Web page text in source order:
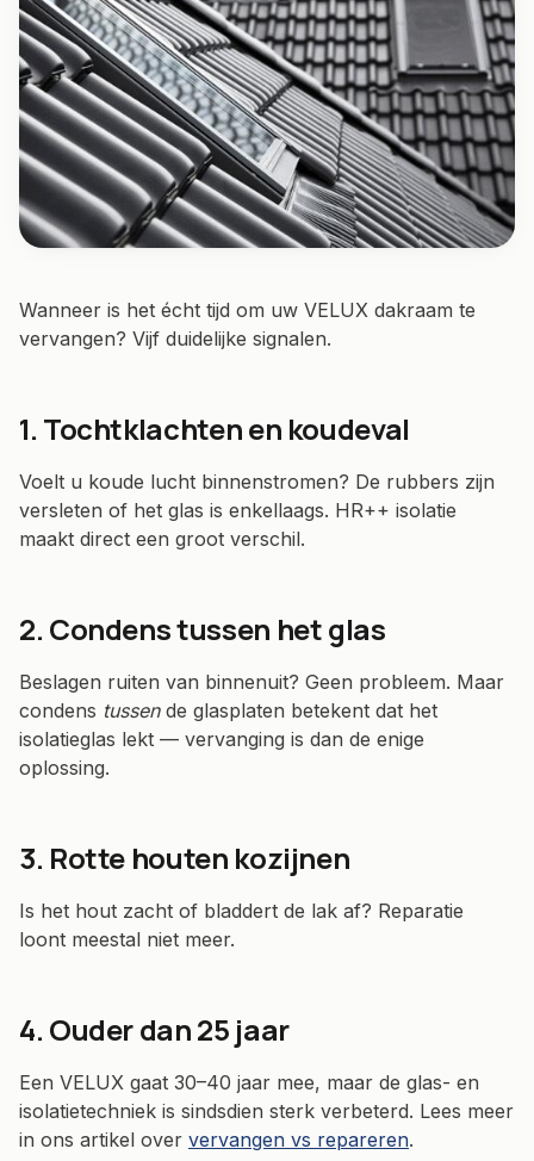
Wanneer is het écht tijd om uw VELUX dakraam te
vervangen? Vijf duidelijke signalen.
1. Tochtklachten en koudeval
Voelt u koude lucht binnenstromen? De rubbers zijn
versleten of het glas is enkellaags. HR++ isolatie
maakt direct een groot verschil.
2. Condens tussen het glas
Beslagen ruiten van binnenuit? Geen probleem. Maar
condens tussende glasplaten betekent dat het
isolatieglas lekt — vervanging is dan de enige
oplossing.
3. Rotte houten kozijnen
Is het hout zacht of bladdert de lak af? Reparatie
loont meestal niet meer.
4. Ouder dan 25 jaar
Een VELUX gaat 30–40 jaar mee, maar de glas- en
isolatietechniek is sindsdien sterk verbeterd. Lees meer
in ons artikel over vervangen vs repareren.